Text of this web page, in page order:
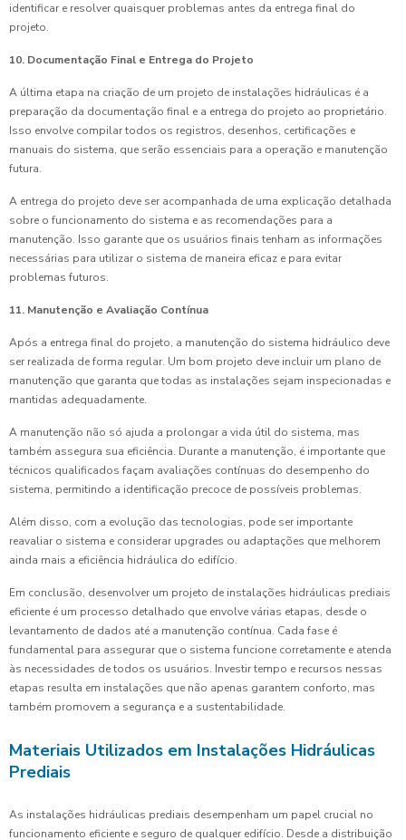
identificar e resolver quaisquer problemas antes da entrega final do
projeto.
10. Documentação Final e Entrega do Projeto
A última etapa na criação de um projeto de instalações hidráulicas é a
preparação da documentação final e a entrega do projeto ao proprietário.
Isso envolve compilar todos os registros, desenhos, certificações e
manuais do sistema, que serão essenciais para a operação e manutenção
futura.
A entrega do projeto deve ser acompanhada de uma explicação detalhada
sobre o funcionamento do sistema e as recomendações para a
manutenção. Isso garante que os usuários finais tenham as informações
necessárias para utilizar o sistema de maneira eficaz e para evitar
problemas futuros.
11. Manutenção e Avaliação Contínua
Após a entrega final do projeto, a manutenção do sistema hidráulico deve
ser realizada de forma regular. Um bom projeto deve incluir um plano de
manutenção que garanta que todas as instalações sejam inspecionadas e
mantidas adequadamente.
A manutenção não só ajuda a prolongar a vida útil do sistema, mas
também assegura sua eficiência. Durante a manutenção, é importante que
técnicos qualificados façam avaliações contínuas do desempenho do
sistema, permitindo a identificação precoce de possíveis problemas.
Além disso, com a evolução das tecnologias, pode ser importante
reavaliar o sistema e considerar upgrades ou adaptações que melhorem
ainda mais a eficiência hidráulica do edifício.
Em conclusão, desenvolver um projeto de instalações hidráulicas prediais
eficiente é um processo detalhado que envolve várias etapas, desde o
levantamento de dados até a manutenção contínua. Cada fase é
fundamental para assegurar que o sistema funcione corretamente e atenda
às necessidades de todos os usuários. Investir tempo e recursos nessas
etapas resulta em instalações que não apenas garantem conforto, mas
também promovem a segurança e a sustentabilidade.
Materiais Utilizados em Instalações Hidráulicas
Prediais
As instalações hidráulicas prediais desempenham um papel crucial no
funcionamento eficiente e seguro de qualquer edifício. Desde a distribuição